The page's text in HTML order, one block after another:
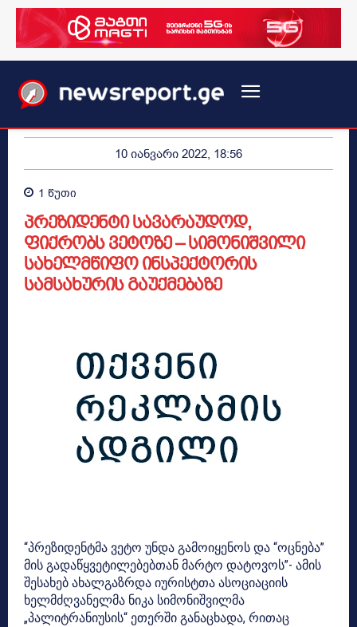
10 იანვარი 2022, 18:56
1 წუთი
პრეზიდენტი სავარაუდოდ,
ფიქრობს ვეტოზე – სიმონიშვილი
სახელმწიფო ინსპექტორის
სამსახურის გაუქმებაზე
“პრეზიდენტმა ვეტო უნდა გამოიყენოს და “ოცნება”
მის გადაწყვეტილებებთან მარტო დატოვოს”- ამის
შესახებ ახალგაზრდა იურისტთა ასოციაციის
ხელმძღვანელმა ნიკა სიმონიშვილმა
„პალიტრანიუსის“ ეთერში განაცხადა, რითაც